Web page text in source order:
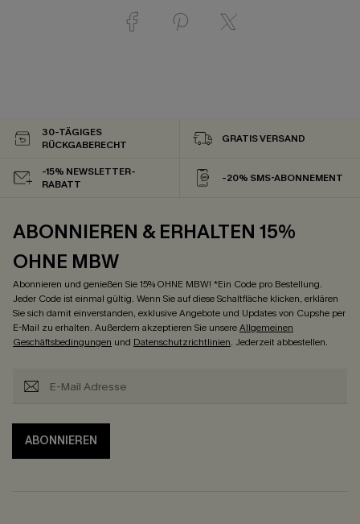
30-TÄGIGES
RÜCKGABERECHT
GRATIS VERSAND
-15% NEWSLETTER-
RABATT
-20% SMS-ABONNEMENT
ABONNIEREN & ERHALTEN 15%
OHNE MBW
Abonnieren und genießen Sie 15% OHNE MBW! *Ein Code pro Bestellung.
Jeder Code ist einmal gültig. Wenn Sie auf diese Schaltfläche klicken, erklären
Sie sich damit einverstanden, exklusive Angebote und Updates von Cupshe per
E-Mail zu erhalten. Außerdem akzeptieren Sie unsereAllgemeinen
Geschäftsbedingungen und Datenschutzrichtlinien. Jederzeit abbestellen.
ABONNIEREN